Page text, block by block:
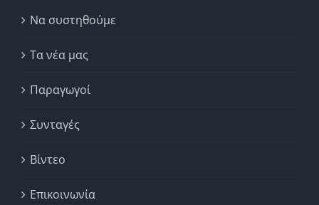
Να συστηθούμε
Τα νέα μας
Παραγωγοί
Συνταγές
Βίντεο
Επικοινωνία